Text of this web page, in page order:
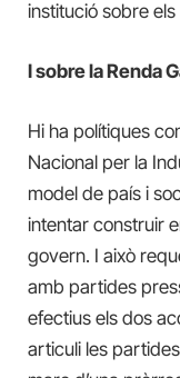
institució sobre
I sobre la Renda
Hi ha polítiques
Nacional per la
model de país i
intentar construir
govern. I això
amb partides
efectius els dos
articuli les